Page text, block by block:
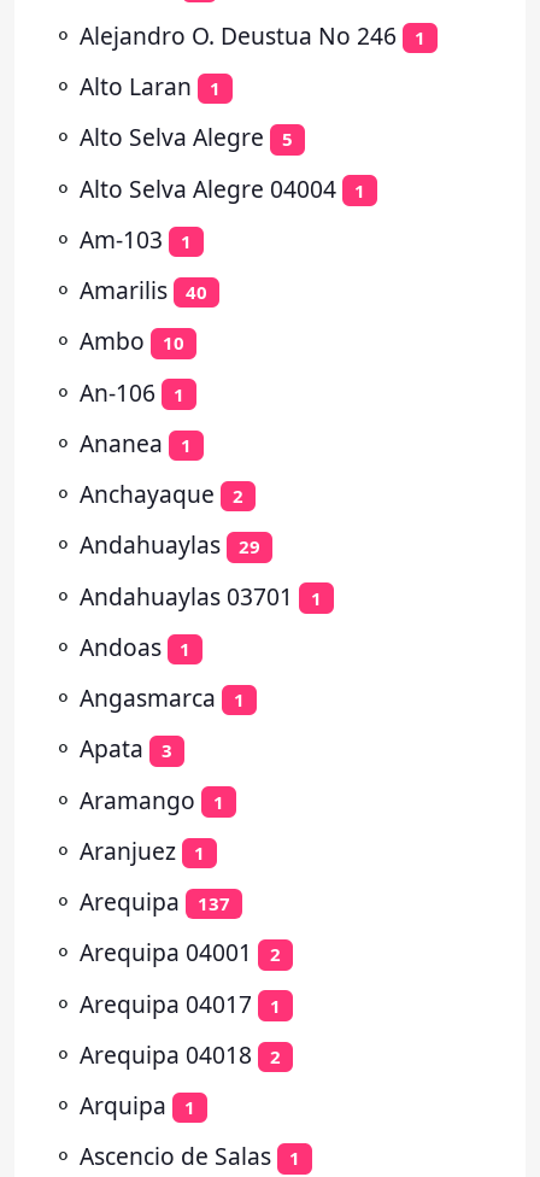
⚬ Alejandro O. Deustua No 246 1
⚬ Alto Laran 1
⚬ Alto Selva Alegre 5
⚬ Alto Selva Alegre 04004 1
⚬ Am-103 1
⚬ Amarilis 40
⚬ Ambo 10
⚬ An-106 1
⚬ Ananea 1
⚬ Anchayaque 2
⚬ Andahuaylas 29
⚬ Andahuaylas 03701 1
⚬ Andoas 1
⚬ Angasmarca 1
⚬ Apata 3
⚬ Aramango 1
⚬ Aranjuez 1
⚬ Arequipa 137
⚬ Arequipa 04001 2
⚬ Arequipa 04017 1
⚬ Arequipa 04018 2
⚬ Arquipa 1
⚬ Ascencio de Salas 1